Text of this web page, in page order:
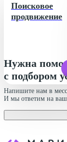
Поисковое
продвижение
Нужна
с подбором
Напишите нам в
И мы ответим на